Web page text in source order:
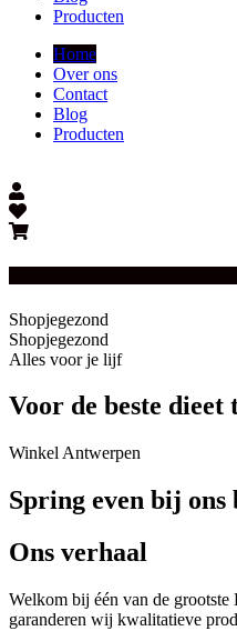
Producten
Home
Over ons
Contact
Blog
Producten
Shopjegezond
Shopjegezond
Alles voor je lijf
Voor de beste dieet
Winkel Antwerpen
Spring even bij ons
Ons verhaal
Welkom bij één van de grootste
garanderen wij kwalitatieve